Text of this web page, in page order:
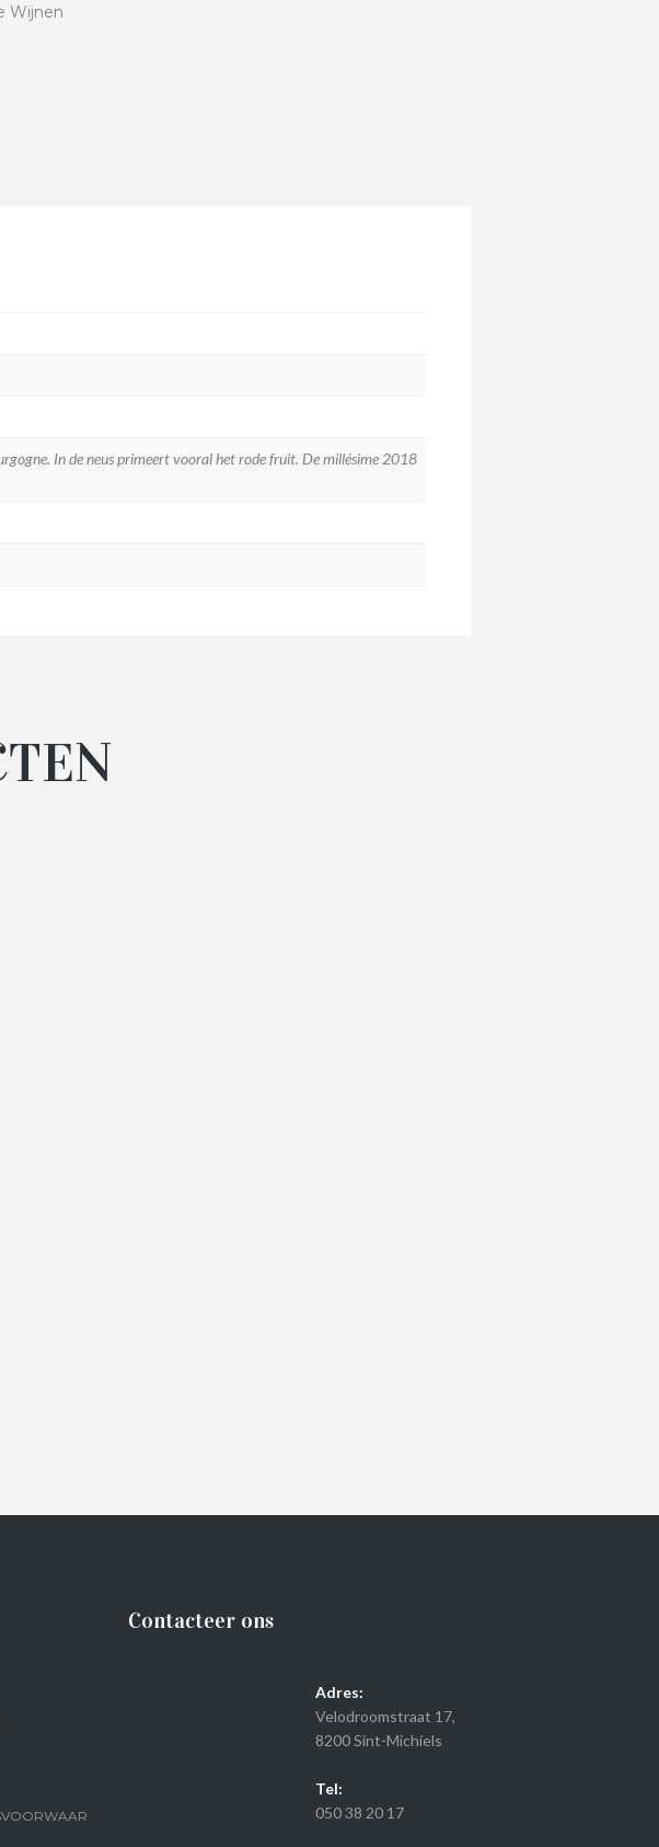
Wijnen
In de neus primeert vooral het rode fruit. De millésime 2018
Contacteer ons
Adres:
Velodroomstraat 17,
8200 Sint-Michiels
Tel:
050 38 20 17